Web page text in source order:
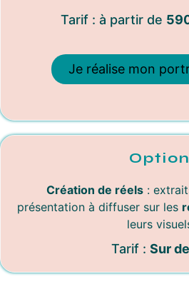
Tarif : à partir de
Je réalise mon
Option
Création de réels :
présentation à diffuser sur les
leurs
Tarif : Sur